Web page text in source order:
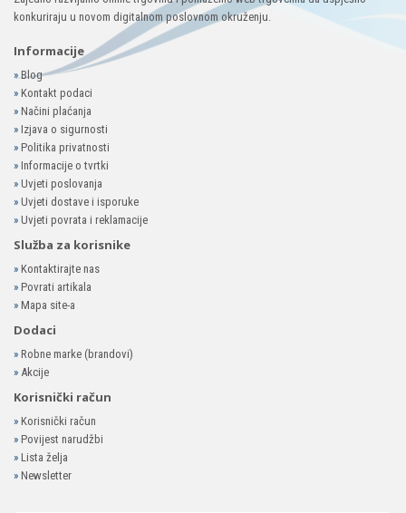
konkuriraju u novom digitalnom poslovnom okruženju.
Informacije
»Blog
» Kontakt podaci
» Načini plaćanja
» Izjava o sigurnosti
» Politika privatnosti
» Informacije o tvrtki
» Uvjeti poslovanja
» Uvjeti dostave i isporuke
» Uvjeti povrata i reklamacije
Služba za korisnike
» Kontaktirajte nas
» Povrati artikala
» Mapa site-a
Dodaci
» Robne marke (brandovi)
» Akcije
Korisnički račun
» Korisnički račun
» Povijest narudžbi
» Lista želja
» Newsletter